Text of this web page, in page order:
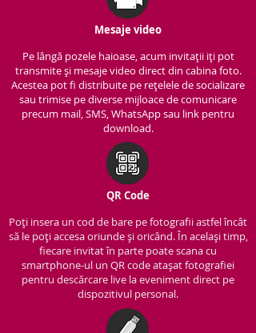
Mesaje video
Pe lângă pozele haioase, acum invitații iți pot
transmite și mesaje video direct din cabina foto.
Acestea pot fi distribuite pe rețelele de socializare
sau trimise pe diverse mijloace de comunicare
precum mail, SMS, WhatsApp sau link pentru
download.
QR Code
Poți insera un cod de bare pe fotografii astfel încât
să le poți accesa oriunde și oricând. În același timp,
fiecare invitat în parte poate scana cu
smartphone-ul un QR code atașat fotografiei
pentru descărcare live la eveniment direct pe
dispozitivul personal.